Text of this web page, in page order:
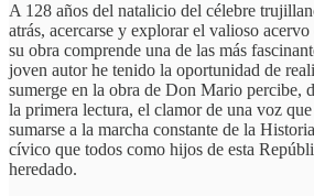
A 128 años del natalicio del célebre
atrás, acercarse y explorar el valioso
su obra comprende una de las más
joven autor he tenido la oportunidad de
sumerge en la obra de Don Mario percibe,
la primera lectura, el clamor de una voz
sumarse a la marcha constante de la
cívico que todos como hijos de esta
heredado.